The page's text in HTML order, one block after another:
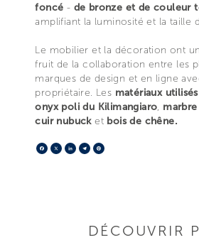
foncé - de bronze et de couleur
amplifiant la luminosité et la taille
Le mobilier et la décoration ont
fruit de la collaboration entre les
marques de design et en ligne
propriétaire. Les matériaux
onyx poli du Kilimangiaro,
cuir nubucket bois de chêne.
Facebook
X LinkedIn
Telegram
DÉCOUVRIR